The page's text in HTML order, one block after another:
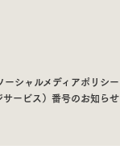
ーシャルメディアポリシー
ービス）番号のお知らせ